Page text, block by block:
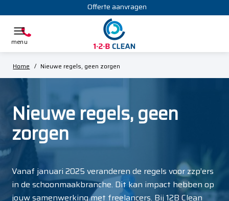
Offerte aanvragen
Home / Nieuwe regels, geen zorgen
Nieuwe regels, geen
zorgen
Vanaf januari 2025 veranderen de regels voor zzp’ers
in de schoonmaakbranche. Dit kan impact hebben op
jouw samenwerking met freelancers. Bij 12B Clean